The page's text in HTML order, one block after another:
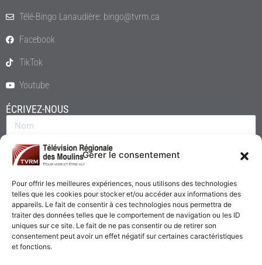
Gérer le consentement
Pour offrir les meilleures expériences, nous utilisons des technologies
telles que les cookies pour stocker et/ou accéder aux informations des
appareils. Le fait de consentir à ces technologies nous permettra de
traiter des données telles que le comportement de navigation ou les ID
uniques sur ce site. Le fait de ne pas consentir ou de retirer son
consentement peut avoir un effet négatif sur certaines caractéristiques
et fonctions.
Télé-Bingo Lanaudière: bingo@tvrm.ca
Facebook
TikTok
Youtube
ÉCRIVEZ-NOUS